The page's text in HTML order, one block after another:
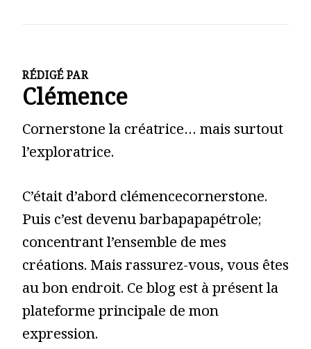
RÉDIGÉ PAR
Clémence
Cornerstone la créatrice… mais surtout
l’exploratrice.
C’était d’abord clémencecornerstone.
Puis c’est devenu barbapapapétrole;
concentrant l’ensemble de mes
créations. Mais rassurez-vous, vous êtes
au bon endroit. Ce blog est à présent la
plateforme principale de mon
expression.